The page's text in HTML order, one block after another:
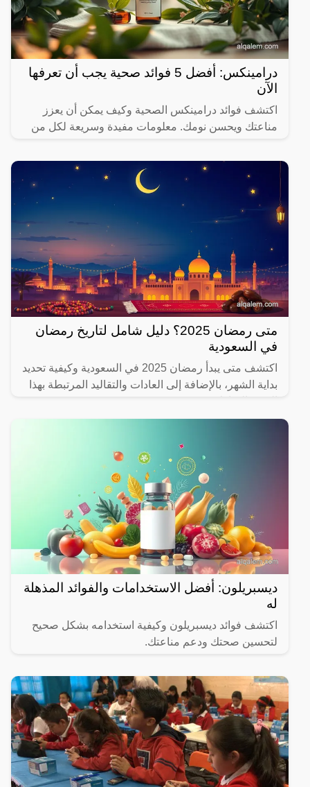
درامينكس: أفضل 5 فوائد صحية يجب أن تعرفها
الآن
اكتشف فوائد درامينكس الصحية وكيف يمكن أن يعزز
مناعتك ويحسن نومك. معلومات مفيدة وسريعة لكل من
متى رمضان 2025؟ دليل شامل لتاريخ رمضان
في السعودية
اكتشف متى يبدأ رمضان 2025 في السعودية وكيفية تحديد
بداية الشهر، بالإضافة إلى العادات والتقاليد المرتبطة بهذا
ديسبريلون: أفضل الاستخدامات والفوائد المذهلة
له
اكتشف فوائد ديسبريلون وكيفية استخدامه بشكل صحيح
لتحسين صحتك ودعم مناعتك.